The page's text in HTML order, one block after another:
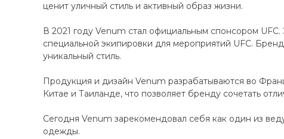
ценит уличный стиль и активный образ жизни.
В 2021 году Venum стал официальным спонсором
специальной экипировки для мероприятий UFC.
уникальный стиль.
Продукция и дизайн Venum разрабатываются во
Китае и Таиланде, что позволяет бренду сочетать
Сегодня Venum зарекомендовал себя как один из
одежды.